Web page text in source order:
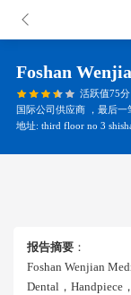
Foshan
活跃值75分
国际公司供应商 ，最后
地址: third floor no 3
报告摘要 ：
Foshan Wenjian
Dental，handpiece